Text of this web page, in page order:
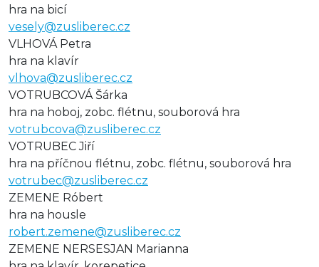
hra na bicí
vesely@zusliberec.cz
VLHOVÁ Petra
hra na klavír
vlhova@zusliberec.cz
VOTRUBCOVÁ Šárka
hra na hoboj, zobc. flétnu, souborová hra
votrubcova@zusliberec.cz
VOTRUBEC Jiří
hra na příčnou flétnu, zobc. flétnu, souborová hra
votrubec@zusliberec.cz
ZEMENE Róbert
hra na housle
robert.zemene@zusliberec.cz
ZEMENE NERSESJAN Marianna